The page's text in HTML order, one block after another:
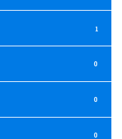
1
0
0
0